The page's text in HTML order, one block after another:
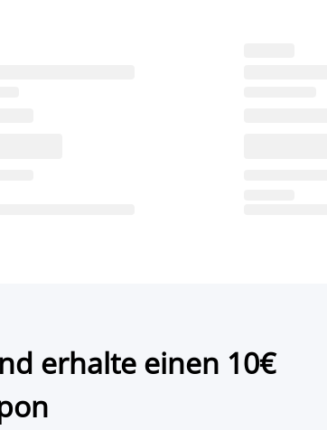
erhalte einen 10€